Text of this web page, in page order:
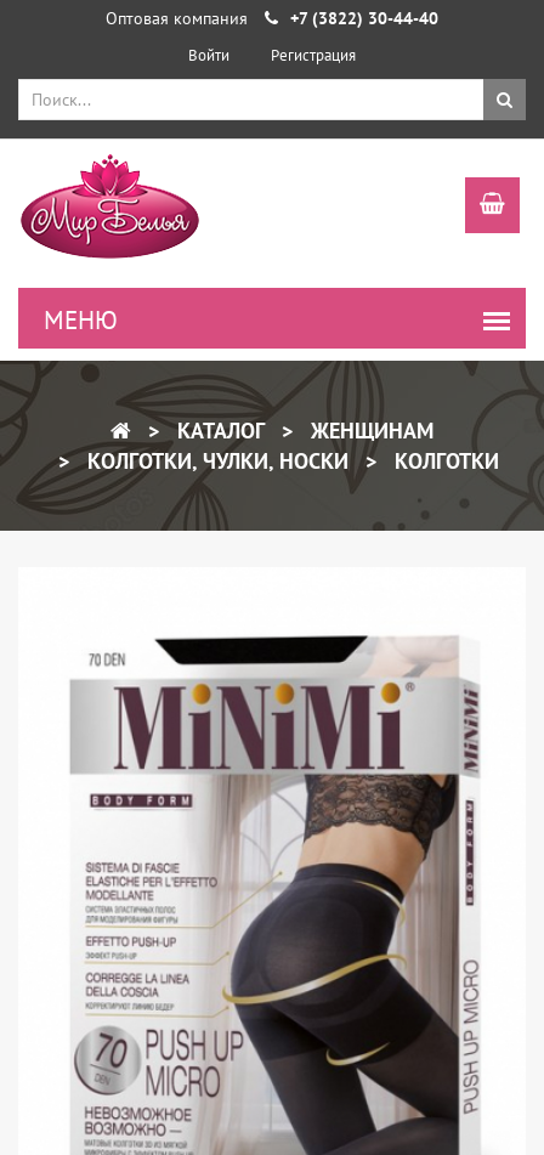
Оптовая компания +7 (3822) 30-44-40
Войти Регистрация
КАТАЛОГ
ЖЕНЩИНАМ
КОЛГОТКИ, ЧУЛКИ, НОСКИ
КОЛГОТКИ